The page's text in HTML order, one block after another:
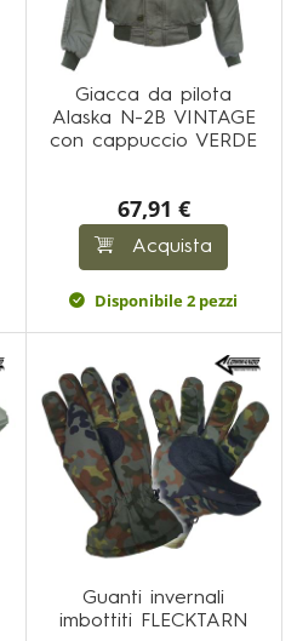
Giacca da pilota
Alaska N-2B VINTAGE
con cappuccio VERDE
67,91 €
Acquista
Disponibile 2 pezzi
Guanti invernali
imbottiti FLECKTARN